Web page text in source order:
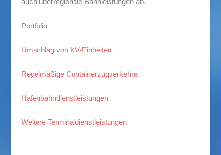
Portfolio
Umschlag von KV-Einheiten
Regelmäßige Containerzugverkehre
Hafenbahndienstleistungen
Weitere Terminaldienstleistungen